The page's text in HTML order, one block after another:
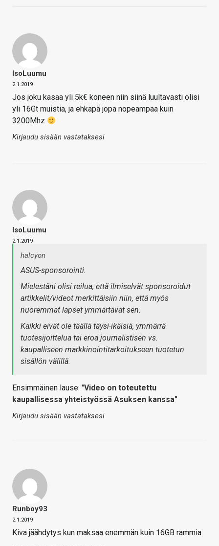
IsoLuumu
2.1.2019
Jos joku kasaa yli 5k€ koneen niin siinä luultavasti olisi
yli 16Gt muistia, ja ehkäpä jopa nopeampaa kuin
3200Mhz
Kirjaudu sisään vastataksesi
IsoLuumu
2.1.2019
halcyon
ASUS-sponsorointi.
Mielestäni olisi reilua, että ilmiselvät sponsoroidut
artikkelit/videot merkittäisiin niin, että myös
nuoremmat lapset ymmärtävät sen.
Kaikki eivät ole täällä täysi-ikäisiä, ymmärrä
tuotesijoittelua tai eroa journalistisen vs.
kaupalliseen markkinointitarkoitukseen tuotetun
sisällön välillä.
Ensimmäinen lause: "Video on toteutettu
kaupallisessa yhteistyössä Asuksen kanssa"
Kirjaudu sisään vastataksesi
Runboy93
2.1.2019
Kiva jäähdytys kun maksaa enemmän kuin 16GB rammia.